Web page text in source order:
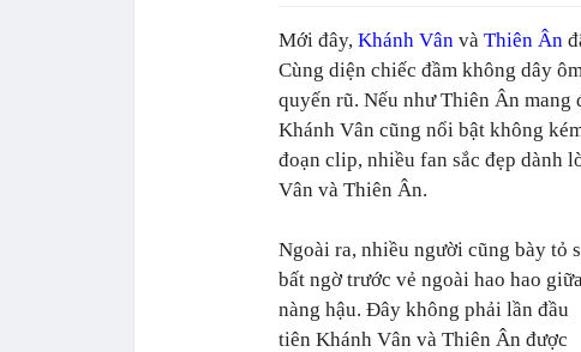
Mới đây, Khánh Vân và Thiên Ân
Cùng diện chiếc đầm không dây
quyến rũ. Nếu như Thiên Ân
Khánh Vân cũng nổi bật không
đoạn clip, nhiều fan sắc đẹp dành
Vân và Thiên Ân.
Ngoài ra, nhiều người cũng bày tỏ
bất ngờ trước vẻ ngoài hao hao
nàng hậu. Đây không phải lần đầu
tiên Khánh Vân và Thiên Ân được